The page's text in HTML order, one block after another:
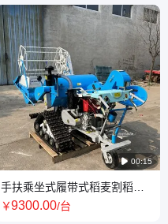
 00:15
手扶乘坐式履带式稻麦割稻机
小型地块水稻旱稻联合收割机
￥9300.00/台